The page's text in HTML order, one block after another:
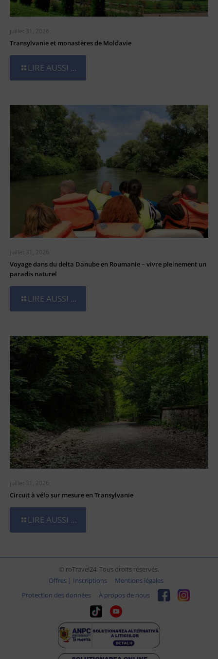
juillet 31, 2026
Transylvanie et monastères de Moldavie
LIRE AUSSI ...
juillet 31, 2026
Voyage dans du delta Danube en Roumanie – vivre pleinement un
paradis naturel
LIRE AUSSI ...
juillet 31, 2026
Circuit à vélo sur mesure en Transylvanie
LIRE AUSSI ...
© roTravel24. Tous droits réservés.
Offres | Inscriptions
Mentions légales
Protection des données
À propos de nous